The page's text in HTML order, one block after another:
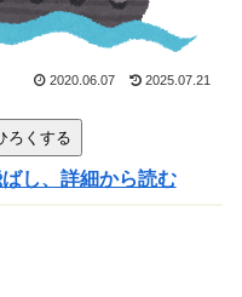
2020.06.07 2025.07.21
ろくする
し、詳細から読む